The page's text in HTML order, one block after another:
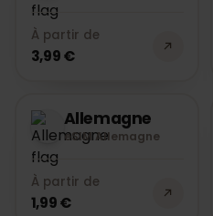
À partir de
3,99 €
Allemagne
eSIM Allemagne
À partir de
1,99 €